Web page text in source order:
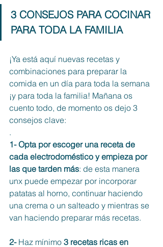
3 CONSEJOS PARA COCINAR
PARA TODA LA FAMILIA
¡Ya está aquí nuevas recetas y
combinaciones para preparar la
comida en un día para toda la semana
¡y para toda la familia! Mañana os
cuento todo, de momento os dejo 3
consejos clave:
.
1- Opta por escoger una receta de
cada electrodoméstico y empieza por
las que tarden más: de esta manera
unx puede empezar por incorporar
patatas al horno, continuar haciendo
una crema o un salteado y mientras se
van haciendo preparar más recetas.
2- Haz mínimo 3 recetas ricas en